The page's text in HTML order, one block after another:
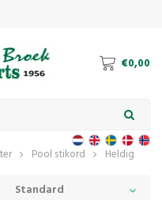
€0,00
Pool stikord Heldig
Standard